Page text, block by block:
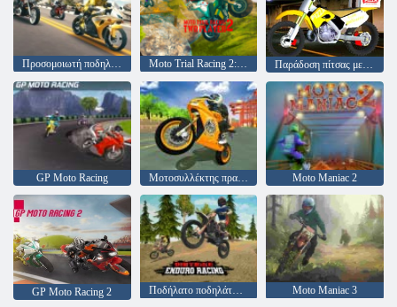
Προσομοιωτή ποδηλάτου αυτοκινητόδρομου Moto Trial Racing 2: Δύο παίκτες Παράδοση πίτσας με μοτοσικλέτα 2020
GP Moto Racing Μοτοσυλλέκτης πραγματικών ποδηλάτων Moto Maniac 2
GP Moto Racing 2 Ποδήλατο ποδηλάτων με βρωμιά enduro Moto Maniac 3